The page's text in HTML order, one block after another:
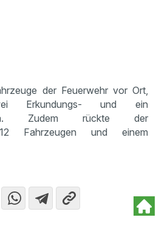
der Feuerwehr vor Ort,
Erkundungs- und ein
Zudem rückte der
Fahrzeugen und einem